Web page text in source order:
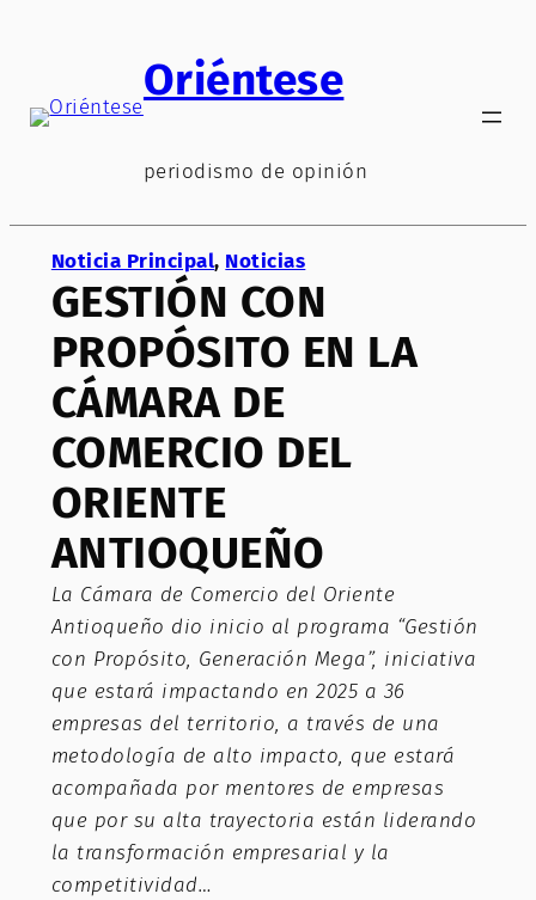
Oriéntese
periodismo de opinión
Noticia Principal, Noticias
GESTIÓN CON
PROPÓSITO EN LA
CÁMARA DE
COMERCIO DEL
ORIENTE
ANTIOQUEÑO
La Cámara de Comercio del Oriente
Antioqueño dio inicio al programa “Gestión
con Propósito, Generación Mega”, iniciativa
que estará impactando en 2025 a 36
empresas del territorio, a través de una
metodología de alto impacto, que estará
acompañada por mentores de empresas
que por su alta trayectoria están liderando
la transformación empresarial y la
competitividad…